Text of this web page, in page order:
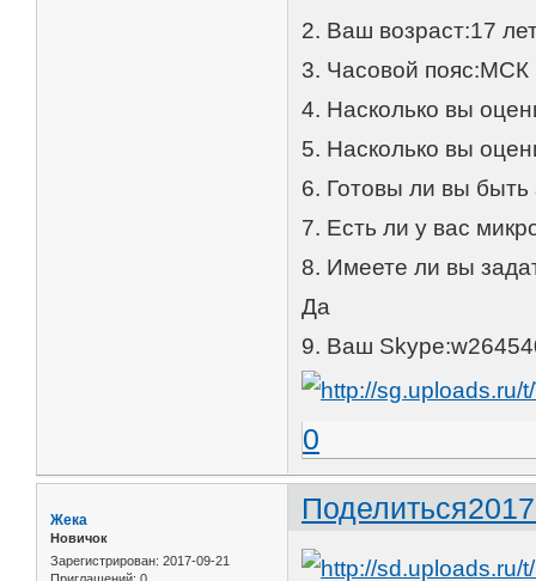
2. Ваш возраст:17
3. Часовой пояс:МСК
4. Насколько вы
5. Насколько вы
6. Готовы ли вы быть
7. Есть ли у вас
8. Имеете ли вы
Да
9. Ваш
0
Поделиться
Жека
Новичок
Зарегистрирован: 2017-09-21